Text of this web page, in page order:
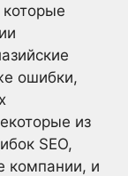
ошибки,
из
SEO,
компании, и